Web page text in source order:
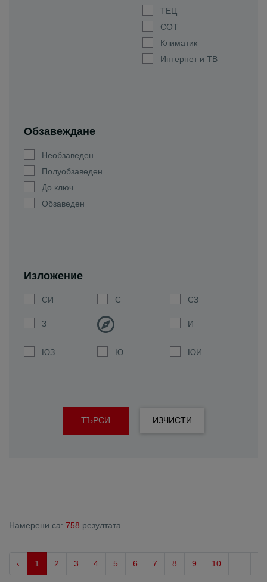
ТЕЦ
СОТ
Климатик
Интернет и ТВ
Обзавеждане
Необзаведен
Полуобзаведен
До ключ
Обзаведен
Изложение
СИ С СЗ
З И
ЮЗ Ю ЮИ
ТЪРСИ ИЗЧИСТИ
Намерени са: 758 резултата
‹ 1 2 3 4 5 6 7 8 9 10 ...